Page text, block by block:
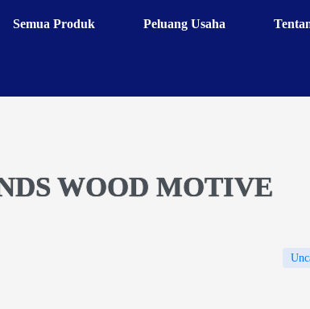
Semua Produk Peluang Usaha
WOOD MOTIVE